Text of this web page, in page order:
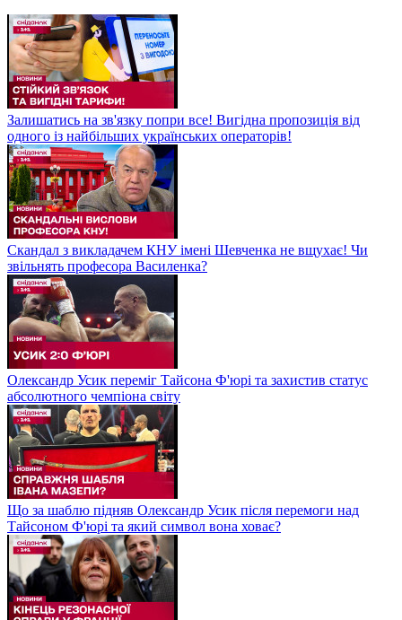
Залишатись на зв'язку попри все! Вигідна пропозиція від
одного із найбільших українських операторів!
Скандал з викладачем КНУ імені Шевченка не вщухає! Чи
звільнять професора Василенка?
Олександр Усик переміг Тайсона Ф'юрі та захистив статус
абсолютного чемпіона світу
Що за шаблю підняв Олександр Усик після перемоги над
Тайсоном Ф'юрі та який символ вона ховає?